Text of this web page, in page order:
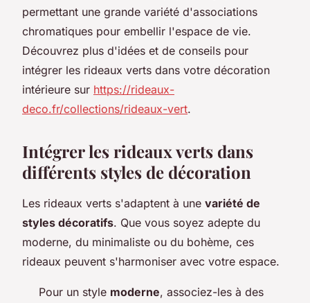
permettant une grande variété d'associations
chromatiques pour embellir l'espace de vie.
Découvrez plus d'idées et de conseils pour
intégrer les rideaux verts dans votre décoration
intérieure sur https://rideaux-
deco.fr/collections/rideaux-vert.
Intégrer les rideaux verts dans
différents styles de décoration
Les rideaux verts s'adaptent à une variété de
styles décoratifs. Que vous soyez adepte du
moderne, du minimaliste ou du bohème, ces
rideaux peuvent s'harmoniser avec votre espace.
Pour un style moderne, associez-les à des